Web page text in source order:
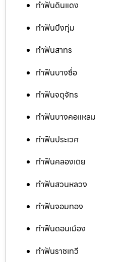
ทำฟันดินแดง
ทำฟันบึงกุ่ม
ทำฟันสาทร
ทำฟันบางซื่อ
ทำฟันจตุจักร
ทำฟันบางคอแหลม
ทำฟันประเวศ
ทำฟันคลองเตย
ทำฟันสวนหลวง
ทำฟันจอมทอง
ทำฟันดอนเมือง
ทำฟันราชเทวี